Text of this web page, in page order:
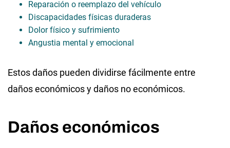
Reparación o reemplazo del vehículo
Discapacidades físicas duraderas
Dolor físico y sufrimiento
Angustia mental y emocional
Estos daños pueden dividirse fácilmente entre
daños económicos y daños no económicos.
Daños económicos